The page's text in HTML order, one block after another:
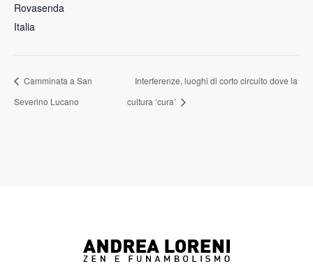
Rovasenda
Italia
Camminata a San
Severino Lucano
Interferenze, luoghi di corto circuito dove la
cultura ‘cura’